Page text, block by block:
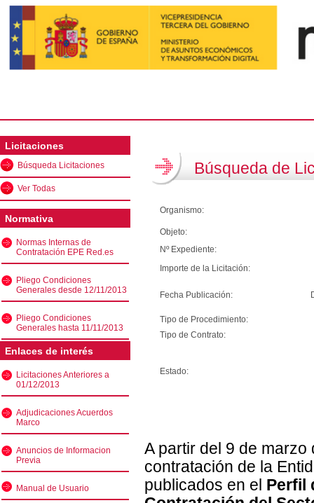
Licitaciones
Búsqueda Licitaciones
Ver Todas
Normativa
Normas Internas de
Contratación EPE Red.es
Pliego Condiciones
Generales desde 12/11/2013
Pliego Condiciones
Generales hasta 11/11/2013
Enlaces de interés
Licitaciones Anteriores a
01/12/2013
Adjudicaciones Acuerdos
Marco
Anuncios de Informacion
Previa
Manual de Usuario
Búsqueda de
Organismo:
Objeto:
Nº Expediente:
Importe de la Licitación:
Fecha Publicación:
Tipo de Procedimiento:
Tipo de Contrato:
Estado:
A partir del 9 de
contratación de la
publicados en el Perfil